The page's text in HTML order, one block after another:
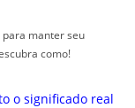
manter seu
como!